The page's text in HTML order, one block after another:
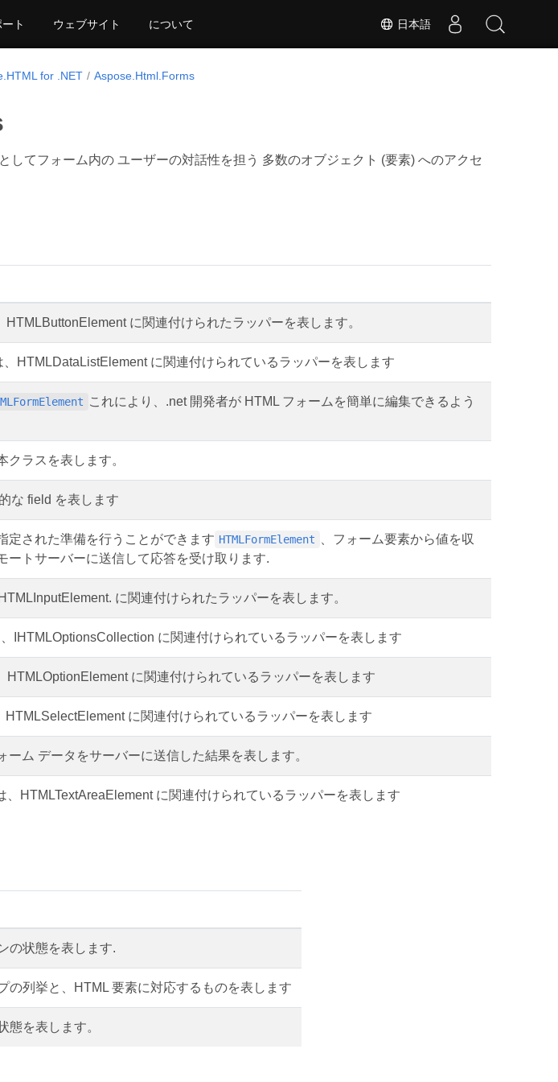
日本語
ト ウェブサイト について
for .NET Aspose.Html.Forms
してフォーム内の ユーザーの対話性を担う 多数のオブジェクト (要素) へのアクセ
HTMLButtonElement に関連付けられたラッパーを表します。
、HTMLDataListElement に関連付けられているラッパーを表します
これにより、.net 開発者が HTML フォームを簡単に編集できるよう
クラスを表します。
な field を表します
定された準備を行うことができます HTMLFormElement
、フォーム要素から値を収
ートサーバーに送信して応答を受け取ります.
に関連付けられたラッパーを表します。
IHTMLOptionsCollection に関連付けられているラッパーを表します
HTMLOptionElement に関連付けられているラッパーを表します
HTMLSelectElement に関連付けられているラッパーを表します
ーム データをサーバーに送信した結果を表します。
、HTMLTextAreaElement に関連付けられているラッパーを表します
の状態を表します.
の列挙と、HTML 要素に対応するものを表します
態を表します。